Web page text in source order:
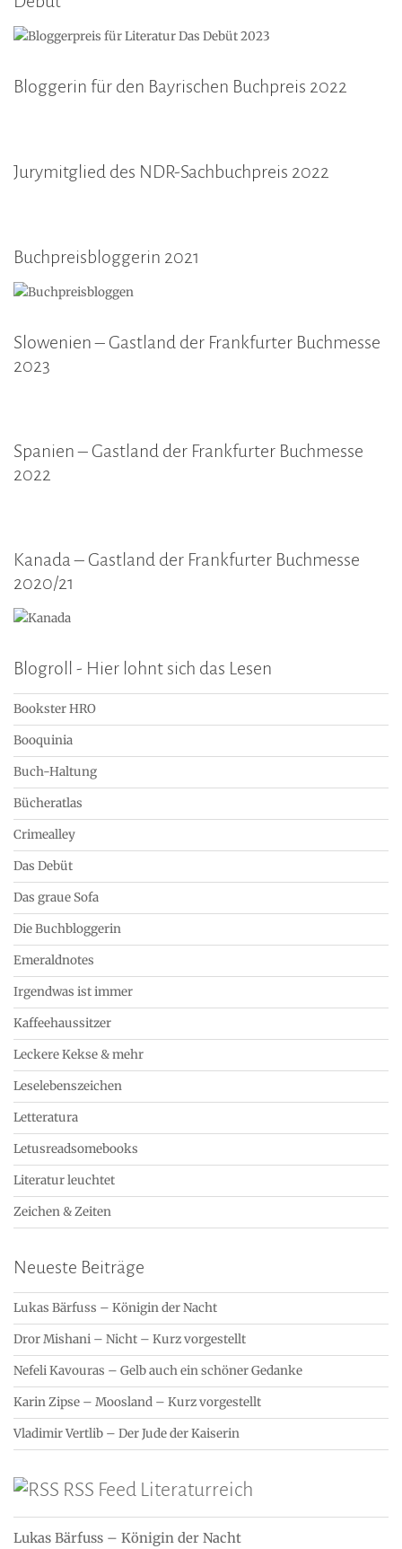
Bloggerin für den Bayrischen Buchpreis 2022
Jurymitglied des NDR-Sachbuchpreis 2022
Buchpreisbloggerin 2021
Slowenien – Gastland der Frankfurter Buchmesse
2023
Spanien – Gastland der Frankfurter Buchmesse
2022
Kanada – Gastland der Frankfurter Buchmesse
2020/21
Blogroll - Hier lohnt sich das Lesen
Bookster HRO
Booquinia
Buch-Haltung
Bücheratlas
Crimealley
Das Debüt
Das graue Sofa
Die Buchbloggerin
Emeraldnotes
Irgendwas ist immer
Kaffeehaussitzer
Leckere Kekse & mehr
Leselebenszeichen
Letteratura
Letusreadsomebooks
Literatur leuchtet
Zeichen & Zeiten
Neueste Beiträge
Lukas Bärfuss – Königin der Nacht
Dror Mishani – Nicht – Kurz vorgestellt
Nefeli Kavouras – Gelb auch ein schöner Gedanke
Karin Zipse – Moosland – Kurz vorgestellt
Vladimir Vertlib – Der Jude der Kaiserin
RSS Feed Literaturreich
Lukas Bärfuss – Königin der Nacht